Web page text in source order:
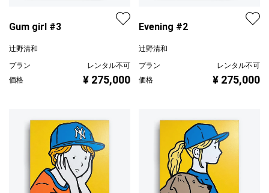
Gum girl #3
辻野清和
プラン
レンタル不可
価格
¥ 275,000
Evening #2
辻野清和
プラン
レンタル不可
価格
¥ 275,000